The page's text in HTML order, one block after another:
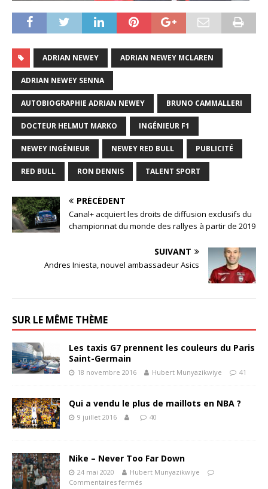
ADRIAN NEWEY ADRIAN NEWEY MCLAREN
ADRIAN NEWEY SENNA
AUTOBIOGRAPHIE ADRIAN NEWEY BRUNO CAMMALLERI
DOCTEUR HELMUT MARKO INGÉNIEUR F1
NEWEY INGÉNIEUR NEWEY RED BULL PUBLICITÉ
RED BULL RON DENNIS TALENT SPORT
PRÉCÉDENT
Canal+ acquiert les droits de diffusion exclusifs du
championnat du monde des rallyes à partir de 2019
SUIVANT
Andres Iniesta, nouvel ambassadeur Asics
SUR LE MÊME THÈME
Les taxis G7 prennent les couleurs du Paris
Saint-Germain
18 novembre 2016 Hubert Munyazikwiye 41
Qui a vendu le plus de maillots en NBA ?
9 juillet 2016 40
Nike – Never Too Far Down
24 mai 2020
Hubert Munyazikwiye
Commentaires fermés